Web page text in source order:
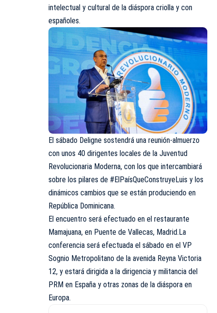
intelectual y cultural de la diáspora criolla y con
españoles.
El sábado Deligne sostendrá una reunión-almuerzo
con unos 40 dirigentes locales de la Juventud
Revolucionaria Moderna, con los que intercambiará
sobre los pilares de #ElPaísQueConstruyeLuis y los
dinámicos cambios que se están produciendo en
República Dominicana.
El encuentro será efectuado en el restaurante
Mamajuana, en Puente de Vallecas, Madrid.La
conferencia será efectuada el sábado en el VP
Sognio Metropolitano de la avenida Reyna Victoria
12, y estará dirigida a la dirigencia y militancia del
PRM en España y otras zonas de la diáspora en
Europa.